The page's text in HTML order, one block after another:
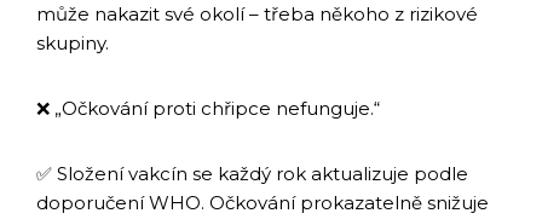
může nakazit své okolí – třeba někoho z rizikové
skupiny.
❌ „Očkování proti chřipce nefunguje.“
✅ Složení vakcín se každý rok aktualizuje podle
doporučení WHO. Očkování prokazatelně snižuje